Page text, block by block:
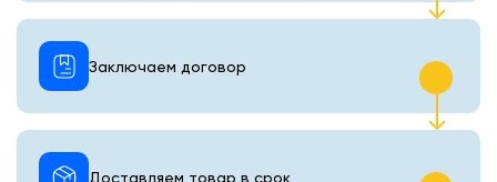
Доставляем товар в срок
Заключаем договор